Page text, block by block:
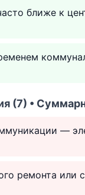
ближе к
(7) •
—
ремонта или